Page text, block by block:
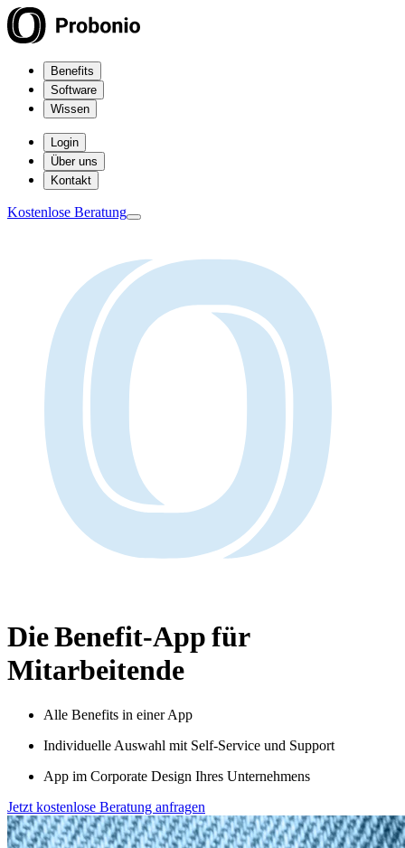
Benefits
Software
Wissen
Login
Über uns
Kontakt
Kostenlose Beratung
DieBenefit-Appfür
Mitarbeitende
Alle Benefits in einer App
Individuelle Auswahl mit Self-Service und Support
App im Corporate Design Ihres Unternehmens
Jetzt kostenlose Beratung anfragen